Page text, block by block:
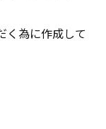
く為に作成して